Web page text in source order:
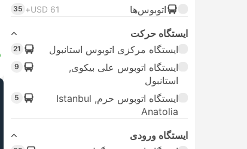
اتوبوس‌ها
USD 61+
35
ایستگاه حرکت
ایستگاه مرکزی اتوبوس استانبول
21
ایستگاه اتوبوس علی بیکوی,
استانبول
9
ایستگاه اتوبوس حرم, Istanbul
Anatolia
5
ایستگاه ورودی